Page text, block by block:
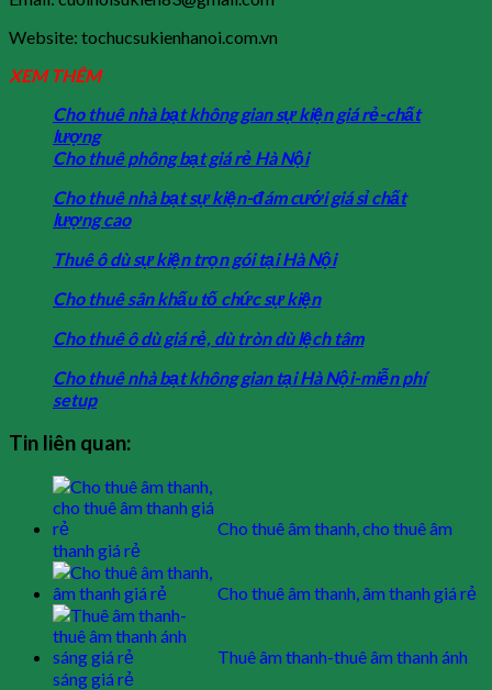
Website: tochucsukienhanoi.com.vn
XEM THÊM
Cho thuê nhà bạt không gian sự kiện giá rẻ-chất
lượng
Cho thuê phông bạt giá rẻ Hà Nội
Cho thuê nhà bạt sự kiện-đám cưới giá sỉ chất
lượng cao
Thuê ô dù sự kiện trọn gói tại Hà Nội
Cho thuê sân khấu tố chức sự kiện
Cho thuê ô dù giá rẻ, dù tròn dù lệch tâm
Cho thuê nhà bạt không gian tại Hà Nội-miễn phí
setup
Tin liên quan:
Cho thuê âm thanh, cho thuê âm
thanh giá rẻ
Cho thuê âm thanh, âm thanh giá rẻ
Thuê âm thanh-thuê âm thanh ánh
sáng giá rẻ